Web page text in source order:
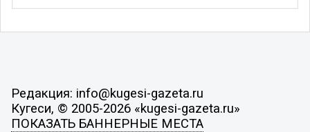
Редакция: info@kugesi-gazeta.ru
Кугеси, © 2005-2026 «kugesi-gazeta.ru»
ПОКАЗАТЬ БАННЕРНЫЕ МЕСТА